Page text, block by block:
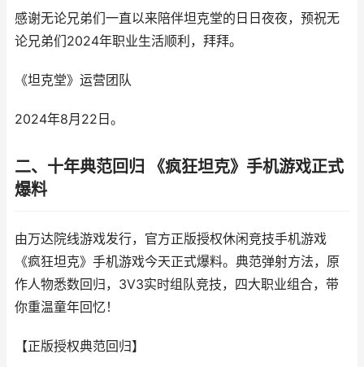
感谢无论兄弟们一直以来陪伴坦克堂的日日夜夜，预祝无
论兄弟们2024年职业生活顺利，拜拜。
《坦克堂》运营团队
2024年8月22日。
二、十年典范回归 《疯狂坦克》手机游戏正式
爆料
由万达院线游戏发行，官方正版授权休闲竞技手机游戏
《疯狂坦克》手机游戏今天正式爆料。典范弹射方法，原
作人物悉数回归，3V3实时组队竞技，四大职业组合，带
你重温童年回忆！
【正版授权典范回归】